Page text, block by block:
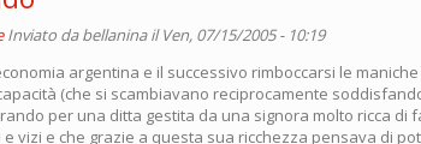
Inviato dabellaninail Ven, 07/15/2005 - 10:19
argentina e il successivo rimboccarsi le
(che si scambiavano reciprocamente
per una ditta gestita da una signora molto ricca di
vizi e che grazie a questa sua ricchezza pensava di